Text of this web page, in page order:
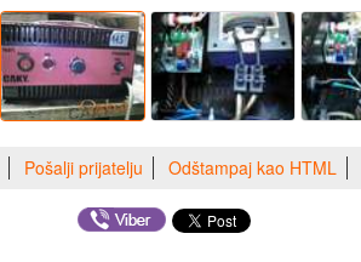
Pošalji prijatelju Odštampaj kao HTML